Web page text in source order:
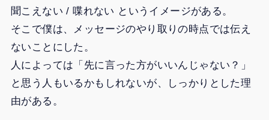
聞こえない / 喋れない というイメージがある。
そこで僕は、メッセージのやり取りの時点では伝え
ないことにした。
人によっては「先に言った方がいいんじゃない？」
と思う人もいるかもしれないが、しっかりとした理
由がある。